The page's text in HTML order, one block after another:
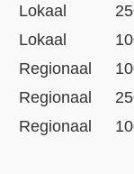
Lokaal
Lokaal
Regionaal
Regionaal
Regionaal